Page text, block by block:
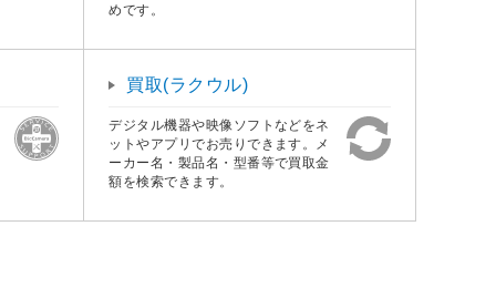
めです。
買取(ラクウル)
デジタル機器や映像ソフトなどをネ
ットやアプリでお売りできます。メ
ーカー名・製品名・型番等で買取金
額を検索できます。